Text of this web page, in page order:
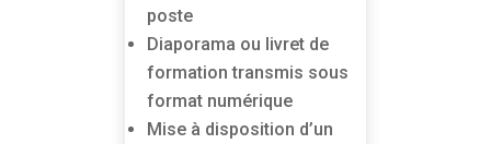
poste
Diaporama ou livret de
formation transmis sous
format numérique
Mise à disposition d’un